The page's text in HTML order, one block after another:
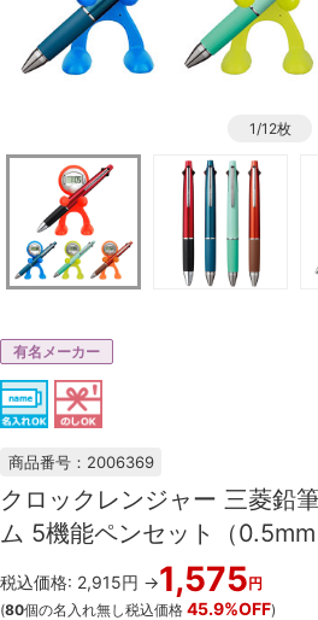
1/12枚
有名メーカー
商品番号：2006369
クロックレンジャー 三菱鉛
ム 5機能ペンセット（0.5mm
税込価格: 2,915円 →1,575円
(80個の名入れ無し税込価格 45.9%OFF)